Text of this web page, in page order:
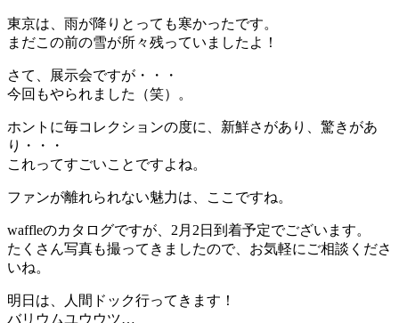
東京は、雨が降りとっても寒かったです。
まだこの前の雪が所々残っていましたよ！
さて、展示会ですが・・・
今回もやられました（笑）。
ホントに毎コレクションの度に、新鮮さがあり、驚きがあ
り・・・
これってすごいことですよね。
ファンが離れられない魅力は、ここですね。
waffleのカタログですが、2月2日到着予定でございます。
たくさん写真も撮ってきましたので、お気軽にご相談くださ
いね。
明日は、人間ドック行ってきます！
バリウムユウウツ…